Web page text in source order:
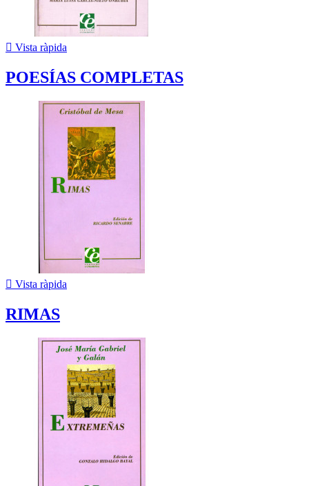
 Vista ràpida
POESÍAS COMPLETAS
 Vista ràpida
RIMAS